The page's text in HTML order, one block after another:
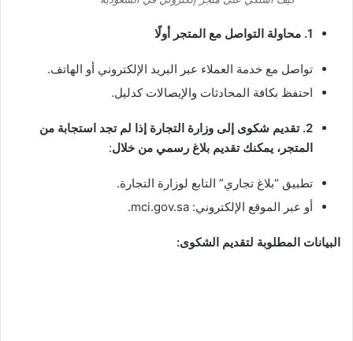
1. محاولة التواصل مع المتجر أولًا
تواصل مع خدمة العملاء عبر البريد الإلكتروني أو الهاتف.
احتفظ بكافة المحادثات والإيصالات كدليل.
2. تقديم شكوى إلى وزارة التجارة إذا لم تجد استجابة من
المتجر، يمكنك تقديم بلاغ رسمي من خلال:
تطبيق “بلاغ تجاري” التابع لوزارة التجارة.
أو عبر الموقع الإلكتروني: mci.gov.sa.
البيانات المطلوبة لتقديم الشكوى: